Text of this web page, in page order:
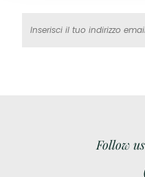
Follow